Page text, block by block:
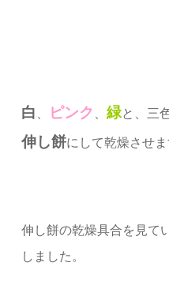
白 ピンク 、緑と、三
伸し餅にして乾燥させま
伸し餅の乾燥具合を見て
しました。